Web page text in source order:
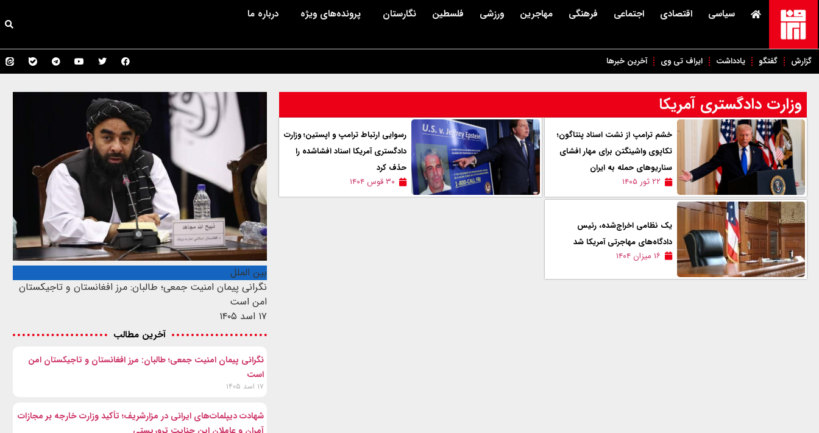
سیاسی اقتصادی اجتماعی فرهنگی مهاجرین ورزشی فلسطین نگارستان پرونده‌های ویژه درباره ما
گزارش گفتگو یادداشت ایراف تی وی آخرین خبرها
وزارت دادگستری آمریکا
خشم ترامپ از نشت اسناد پنتاگون؛
تکاپوی واشینگتن برای مهار افشای
سناریوهای حمله به ایران
۲۲ ثور ۱۴۰۵
رسوایی ارتباط ترامپ و اپستین؛ وزارت
دادگستری آمریکا اسناد افشاشده را
حذف کرد
۳۰ قوس ۱۴۰۴
یک نظامی اخراج‌شده، رئیس
دادگاه‌های مهاجرتی آمریکا شد
۱۶ میزان ۱۴۰۴
بین الملل
نگرانی پیمان امنیت جمعی؛ طالبان: مرز افغانستان و تاجیکستان
امن است
۱۷ اسد ۱۴۰۵
آخرین مطالب
نگرانی پیمان امنیت جمعی؛ طالبان: مرز افغانستان و تاجیکستان امن
است
۱۷ اسد ۱۴۰۵
شهادت‌ دیپلمات‌های ایرانی در مزارشریف؛ تأکید وزارت خارجه بر مجازات